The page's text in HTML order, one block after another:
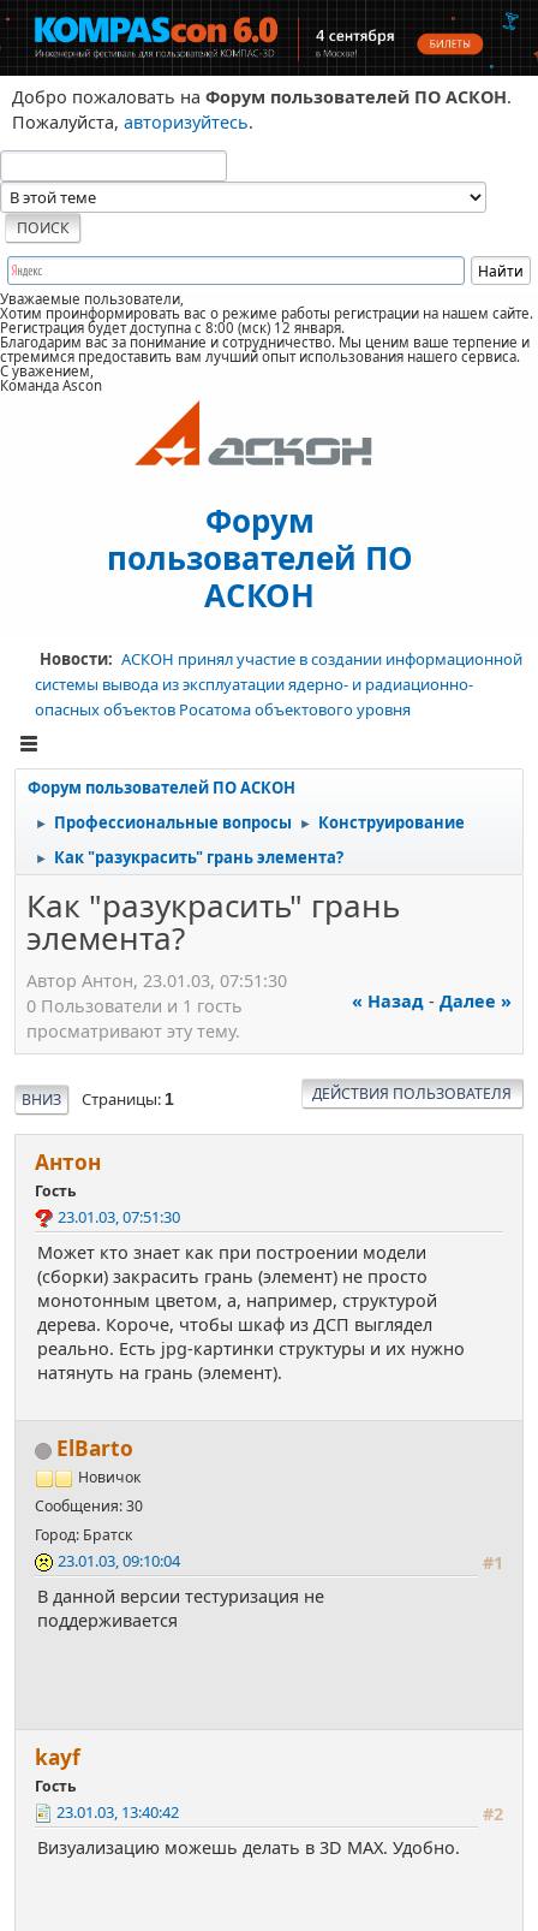
Добро пожаловать на Форум пользователей ПО АСКОН.
Пожалуйста, авторизуйтесь.
Уважаемые пользователи,
Хотим проинформировать вас о режиме работы регистрации на нашем сайте.
Регистрация будет доступна с 8:00 (мск) 12 января.
Благодарим вас за понимание и сотрудничество. Мы ценим ваше терпение и
стремимся предоставить вам лучший опыт использования нашего сервиса.
С уважением,
Команда Ascon
Форум
пользователей ПО
АСКОН
Новости: АСКОН принял участие в создании информационной
системы вывода из эксплуатации ядерно- и радиационно-
опасных объектов Росатома объектового уровня
Форум пользователей ПО АСКОН
► Профессиональные вопросы ► Конструирование
► Как "разукрасить" грань элемента?
Как "разукрасить" грань
элемента?
Автор Антон, 23.01.03, 07:51:30
« Назад - Далее »
0 Пользователи и 1 гость
просматривают эту тему.
ВНИЗ Страницы 1 ДЕЙСТВИЯ ПОЛЬЗОВАТЕЛЯ
Антон
Гость
23.01.03, 07:51:30
Может кто знает как при построении модели
(сборки) закрасить грань (элемент) не просто
монотонным цветом, а, например, структурой
дерева. Короче, чтобы шкаф из ДСП выглядел
реально. Есть jpg-картинки структуры и их нужно
натянуть на грань (элемент).
ElBarto
Новичок
Сообщения: 30
Город: Братск
#1
23.01.03, 09:10:04
В данной версии тестуризация не
поддерживается
kayf
Гость
#2
23.01.03, 13:40:42
Визуализацию можешь делать в 3D MAX. Удобно.